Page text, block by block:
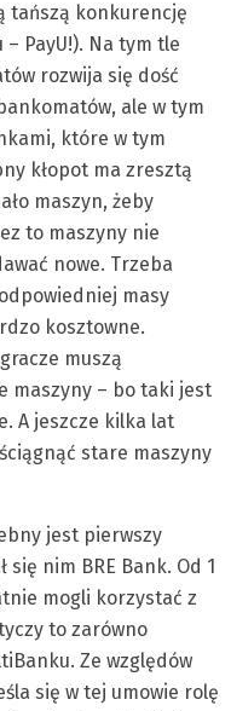
tańszą konkurencję
PayU!). Na tym tle
rozwija się dość
ale w tym
które w tym
kłopot ma zresztą
maszyn, żeby
to maszyny nie
nowe. Trzeba
masy
kosztowne.
muszą
maszyny – bo taki jest
A jeszcze kilka lat
stare maszyny
jest pierwszy
nim BRE Bank. Od 1
mogli korzystać z
to zarówno
Ze względów
się w tej umowie rolę